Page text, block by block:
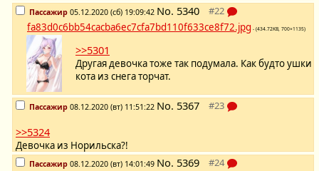
Пассажир 05.12.2020 (сб) 19:09:42 No. 5340
fa83d0c6bb54cacba6ec7cfa7bd110f633ce8f72.jpg - (434.72KB, 700×1135)
>>5301
Другая девочка тоже так подумала. Как будто ушки
кота из снега торчат.
Пассажир 08.12.2020 (вт) 11:51:22 No. 5367
>>5324
Девочка из Норильска?!
Пассажир 08.12.2020 (вт) 14:01:49 No. 5369